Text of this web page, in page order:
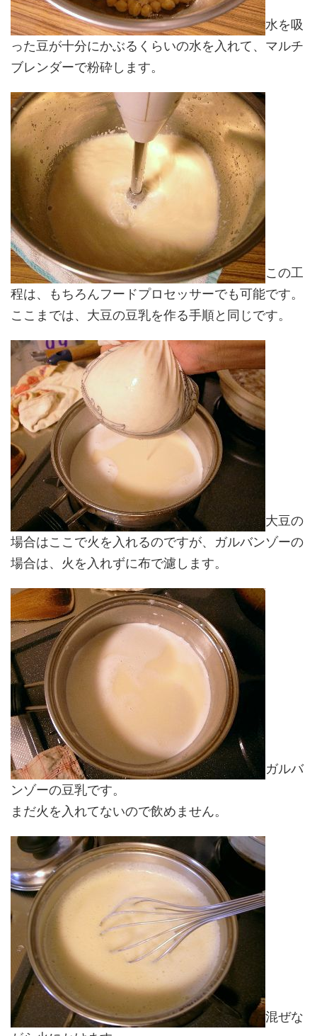
水を吸
った豆が十分にかぶるくらいの水を入れて、マルチ
ブレンダーで粉砕します。
この工
程は、もちろんフードプロセッサーでも可能です。
ここまでは、大豆の豆乳を作る手順と同じです。
大豆の
場合はここで火を入れるのですが、ガルバンゾーの
場合は、火を入れずに布で濾します。
ガルバ
ンゾーの豆乳です。
まだ火を入れてないので飲めません。
混ぜな